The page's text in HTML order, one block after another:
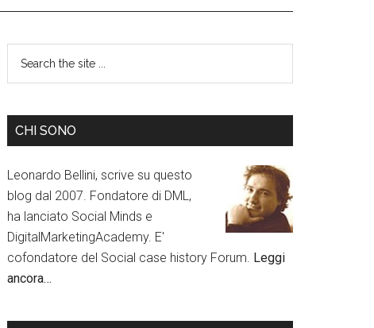
CHI SONO
Leonardo Bellini, scrive su questo
blog dal 2007. Fondatore di DML,
ha lanciato Social Minds e
DigitalMarketingAcademy. E'
cofondatore del Social case history Forum. Leggi
ancora…